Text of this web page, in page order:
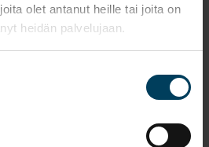
olet antanut heille tai joita on
heidän palvelujaan.
kalve og ungdyr
om ringorm, som er en